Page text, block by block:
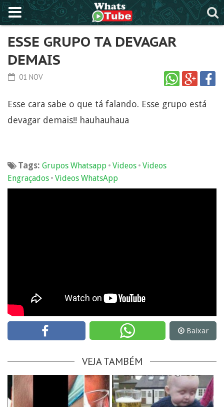
ESSE GRUPO TA DEVAGAR
DEMAIS
01 NOV
Esse cara sabe o que tá falando. Esse grupo está
devagar demais!! hauhauhaua
Tags: Grupos Whatsapp • Videos • Videos
Engraçados • Videos WhatsApp
Baixar
VEJA TAMBÉM